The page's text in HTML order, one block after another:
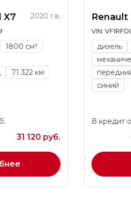
X7 2020 г.в.
1800 см³
71 322 км
31 120 руб.
Renault
VIN:
дизель
синий
В кредит